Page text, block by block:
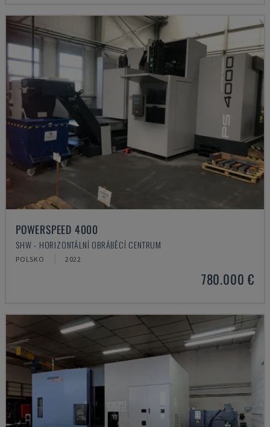
POWERSPEED 4000
SHW - HORIZONTÁLNÍ OBRÁBĚCÍ CENTRUM
POLSKO 2022
780.000 €